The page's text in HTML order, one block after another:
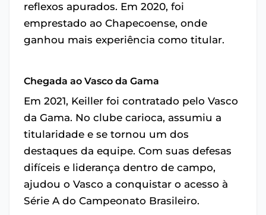
reflexos apurados. Em 2020, foi
emprestado ao Chapecoense, onde
ganhou mais experiência como titular.
Chegada ao Vasco da Gama
Em 2021, Keiller foi contratado pelo Vasco
da Gama. No clube carioca, assumiu a
titularidade e se tornou um dos
destaques da equipe. Com suas defesas
difíceis e liderança dentro de campo,
ajudou o Vasco a conquistar o acesso à
Série A do Campeonato Brasileiro.